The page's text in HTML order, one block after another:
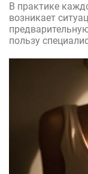
В практике
возникает
пользу